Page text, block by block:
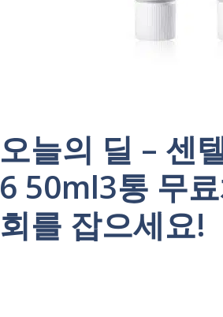
오늘의 딜 – 센
6 50ml3통 무
회를 잡으세요!